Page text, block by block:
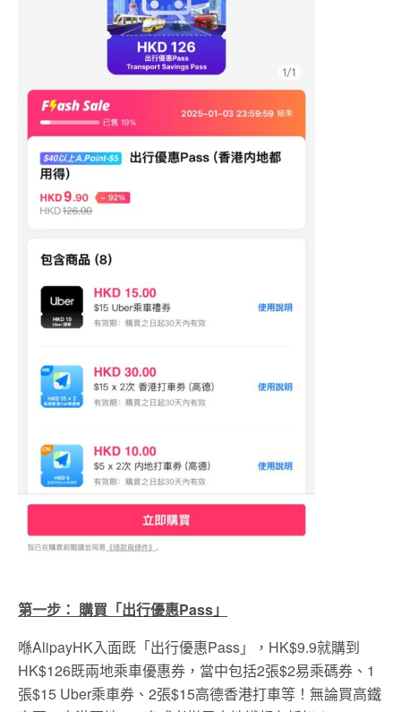
第一步： 購買「出行優惠Pass」
喺AlipayHK入面既「出行優惠Pass」，HK$9.9就購到
HK$126既兩地乘車優惠券，當中包括2張$2易乘碼券、1
張$15 Uber乘車券、2張$15高德香港打車等！無論買高鐵